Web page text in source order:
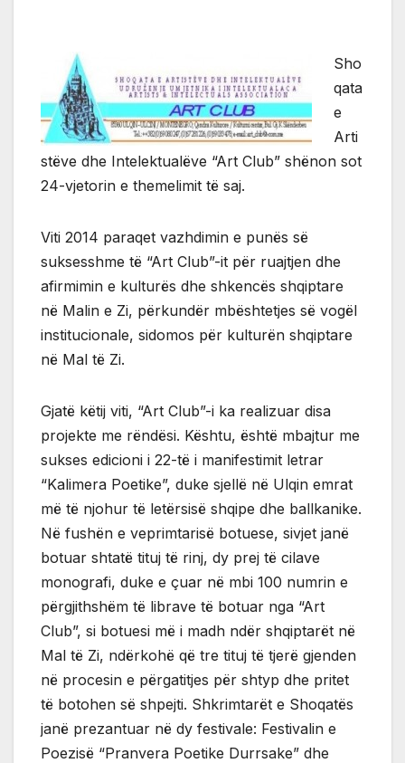
Sho
qata
e
Arti
stëve dhe Intelektualëve “Art Club” shënon sot
24-vjetorin e themelimit të saj.
Viti 2014 paraqet vazhdimin e punës së
suksesshme të “Art Club”-it për ruajtjen dhe
afirmimin e kulturës dhe shkencës shqiptare
në Malin e Zi, përkundër mbështetjes së vogël
institucionale, sidomos për kulturën shqiptare
në Mal të Zi.
Gjatë këtij viti, “Art Club”-i ka realizuar disa
projekte me rëndësi. Kështu, është mbajtur me
sukses edicioni i 22-të i manifestimit letrar
“Kalimera Poetike”, duke sjellë në Ulqin emrat
më të njohur të letërsisë shqipe dhe ballkanike.
Në fushën e veprimtarisë botuese, sivjet janë
botuar shtatë tituj të rinj, dy prej të cilave
monografi, duke e çuar në mbi 100 numrin e
përgjithshëm të librave të botuar nga “Art
Club”, si botuesi më i madh ndër shqiptarët në
Mal të Zi, ndërkohë që tre tituj të tjerë gjenden
në procesin e përgatitjes për shtyp dhe pritet
të botohen së shpejti. Shkrimtarët e Shoqatës
janë prezantuar në dy festivale: Festivalin e
Poezisë “Pranvera Poetike Durrsake” dhe